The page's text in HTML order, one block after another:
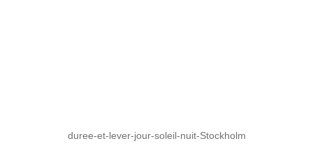
duree-et-lever-jour-soleil-nuit-Stockholm